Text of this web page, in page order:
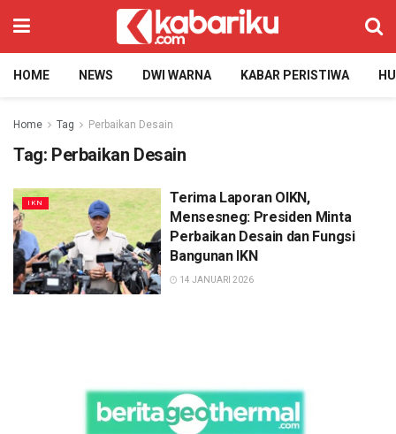
HOME NEWS DWI WARNA KABAR PERISTIWA
Home Tag Perbaikan Desain
Tag: Perbaikan Desain
IKN
Terima Laporan OIKN,
Mensesneg: Presiden Minta
Perbaikan Desain dan Fungsi
Bangunan IKN
14 JANUARI 2026